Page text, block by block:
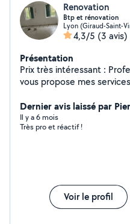
Renovation
Btp et rénovation
Lyon (Giraud-Saint-
4,3/5 (3 avis)
Présentation
Prix très intéressant :
vous propose mes
domaine, je mets tout en
espace de vie selon vos
travaux de peinture, pose
donner vie à vos projets !
d'informations et profitez
Dernier avis laissé par
Il y a 6 mois
Très pro et réactif !
Voir le profil